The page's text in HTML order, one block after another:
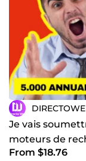
Je vais
moteurs de
backlinks
From $18.76